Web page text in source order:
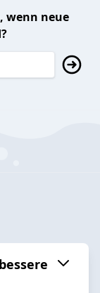
wenn neue